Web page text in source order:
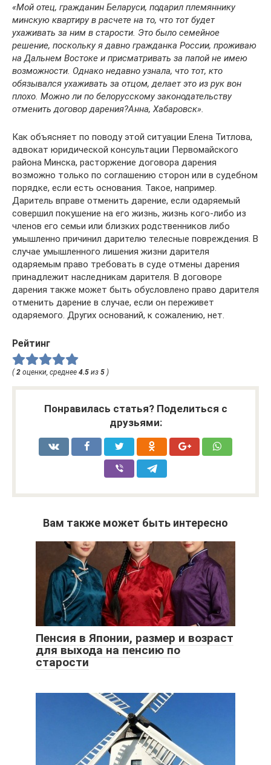
«Мой отец, гражданин Беларуси, подарил племяннику
минскую квартиру в расчете на то, что тот будет
ухаживать за ним в старости. Это было семейное
решение, поскольку я давно гражданка России, проживаю
на Дальнем Востоке и присматривать за папой не имею
возможности. Однако недавно узнала, что тот, кто
обязывался ухаживать за отцом, делает это из рук вон
плохо. Можно ли по белорусскому законодательству
отменить договор дарения?Анна, Хабаровск».
Как объясняет по поводу этой ситуации Елена Титлова,
адвокат юридической консультации Первомайского
района Минска, расторжение договора дарения
возможно только по соглашению сторон или в судебном
порядке, если есть основания. Такое, например.
Даритель вправе отменить дарение, если одаряемый
совершил покушение на его жизнь, жизнь кого-либо из
членов его семьи или близких родственников либо
умышленно причинил дарителю телесные повреждения. В
случае умышленного лишения жизни дарителя
одаряемым право требовать в суде отмены дарения
принадлежит наследникам дарителя. В договоре
дарения также может быть обусловлено право дарителя
отменить дарение в случае, если он переживет
одаряемого. Других оснований, к сожалению, нет.
Рейтинг
(2 оценки, среднее 4.5 из 5 )
Понравилась статья? Поделиться с
друзьями:
Вам также может быть интересно
Пенсия в Японии, размер и возраст
для выхода на пенсию по
старости